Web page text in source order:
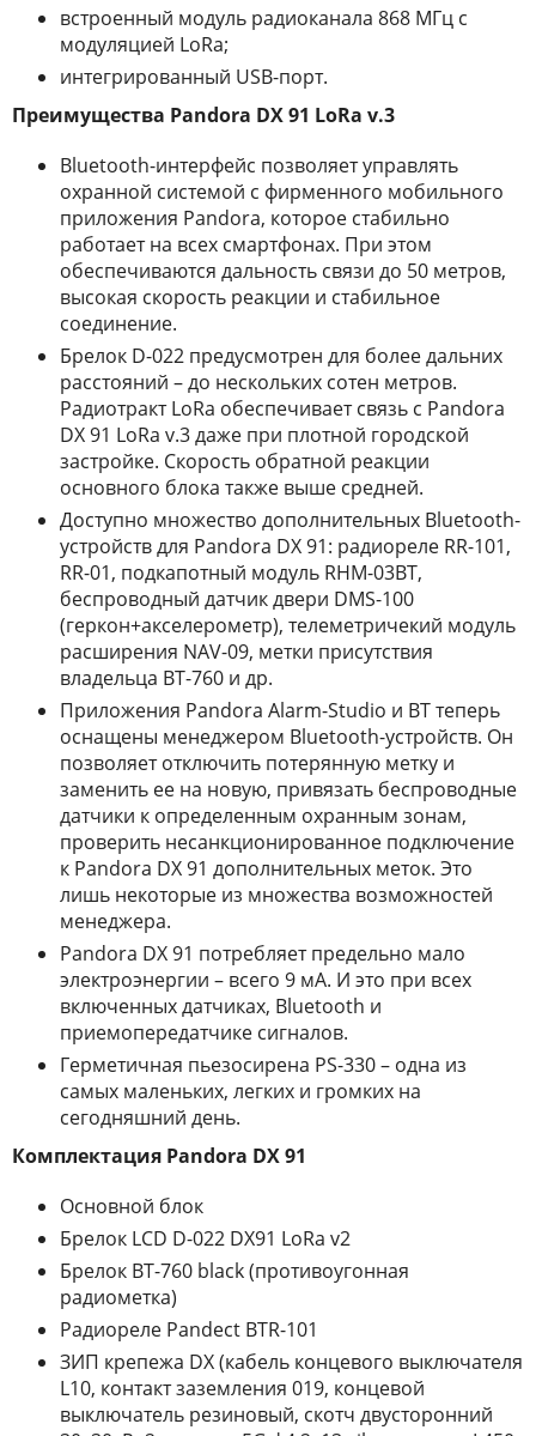
встроенный модуль радиоканала 868 МГц с
модуляцией LoRa;
интегрированный USB-порт.
Преимущества Pandora DX 91 LoRa v.3
Bluetooth-интерфейс позволяет управлять
охранной системой с фирменного мобильного
приложения Pandora, которое стабильно
работает на всех смартфонах. При этом
обеспечиваются дальность связи до 50 метров,
высокая скорость реакции и стабильное
соединение.
Брелок D-022 предусмотрен для более дальних
расстояний – до нескольких сотен метров.
Радиотракт LoRa обеспечивает связь с Pandora
DX 91 LoRa v.3 даже при плотной городской
застройке. Скорость обратной реакции
основного блока также выше средней.
Доступно множество дополнительных Bluetooth-
устройств для Pandora DX 91: радиореле RR-101,
RR-01, подкапотный модуль RHM-03BT,
беспроводный датчик двери DMS-100
(геркон+акселерометр), телеметричекий модуль
расширения NAV-09, метки присутствия
владельца BT-760 и др.
Приложения Pandora Alarm-Studio и BT теперь
оснащены менеджером Bluetooth-устройств. Он
позволяет отключить потерянную метку и
заменить ее на новую, привязать беспроводные
датчики к определенным охранным зонам,
проверить несанкционированное подключение
к Pandora DX 91 дополнительных меток. Это
лишь некоторые из множества возможностей
менеджера.
Pandora DX 91 потребляет предельно мало
электроэнергии – всего 9 мА. И это при всех
включенных датчиках, Bluetooth и
приемопередатчике сигналов.
Герметичная пьезосирена PS-330 – одна из
самых маленьких, легких и громких на
сегодняшний день.
Комплектация Pandora DX 91
Основной блок
Брелок LCD D-022 DX91 LoRa v2
Брелок BT-760 black (противоугонная
радиометка)
Радиореле Pandect BTR-101
ЗИП крепежа DX (кабель концевого выключателя
L10, контакт заземления 019, концевой
выключатель резиновый, скотч двусторонний